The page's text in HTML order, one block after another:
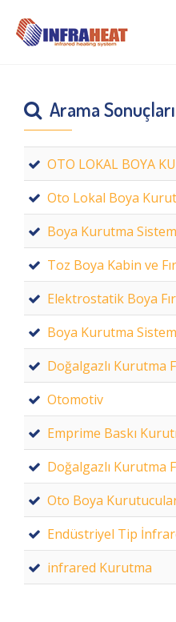
Arama Sonuçları
OTO LOKAL BOYA
Oto Lokal Boya
Boya Kurutma
Toz Boya Kabin ve
Elektrostatik Boya
Boya Kurutma
Doğalgazlı Kurutma
Otomotiv
Emprime Baskı
Doğalgazlı Kurutma
Oto Boya
Endüstriyel Tip
infrared Kurutma